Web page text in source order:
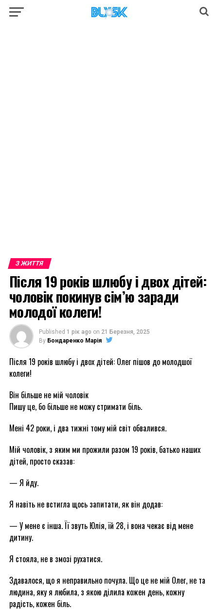
З ЖИТТЯ
Після 19 років шлюбу і двох дітей:
чоловік покинув сім’ю заради
молодої колеги!
Published 1 рік ago on 21 Березня, 2025
By Бондаренко Марія
Після 19 років шлюбу і двох дітей: Олег пішов до молодшої
колеги!
Він більше не мій чоловік
Пишу це, бо більше не можу стримати біль.
Мені 42 роки, і два тижні тому мій світ обвалився.
Мій чоловік, з яким ми прожили разом 19 років, батько наших
дітей, просто сказав:
— Я йду.
Я навіть не встигла щось запитати, як він додав:
— У мене є інша. Її звуть Юлія, їй 28, і вона чекає від мене
дитину.
Я стояла, не в змозі рухатися.
Здавалося, що я неправильно почула. Що це не мій Олег, не та
людина, яку я любила, з якою ділила кожен день, кожну
радість, кожен біль.